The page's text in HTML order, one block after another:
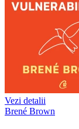
Vezi detalii
Brené Brown